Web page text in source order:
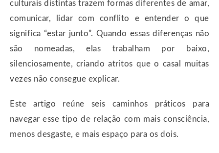
culturais distintas trazem formas diferentes de amar,
comunicar, lidar com conflito e entender o que
significa “estar junto”. Quando essas diferenças não
são nomeadas, elas trabalham por baixo,
silenciosamente, criando atritos que o casal muitas
vezes não consegue explicar.
Este artigo reúne seis caminhos práticos para
navegar esse tipo de relação com mais consciência,
menos desgaste, e mais espaço para os dois.